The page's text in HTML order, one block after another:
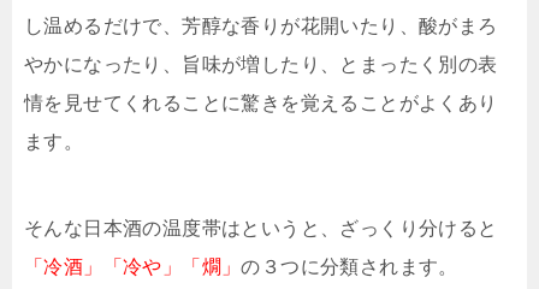
し温めるだけで、芳醇な香りが花開いたり、酸がまろ
やかになったり、旨味が増したり、とまったく別の表
情を見せてくれることに驚きを覚えることがよくあり
ます。
そんな日本酒の温度帯はというと、ざっくり分けると
「冷酒」「冷や」「燗」の３つに分類されます。